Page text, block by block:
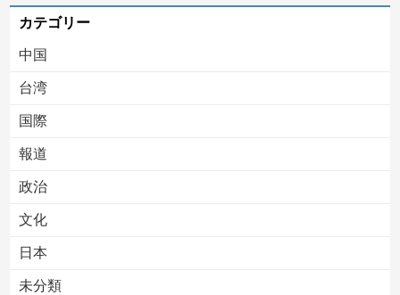
カテゴリー
中国
台湾
国際
報道
政治
文化
日本
未分類